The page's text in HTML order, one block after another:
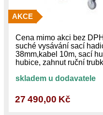
AKCE
Cena mimo akci bez
suché vysávání sací
38mm,kabel 10m, sací
hubice, zahnut ruční
skladem u dodavatele
27 490,00 Kč